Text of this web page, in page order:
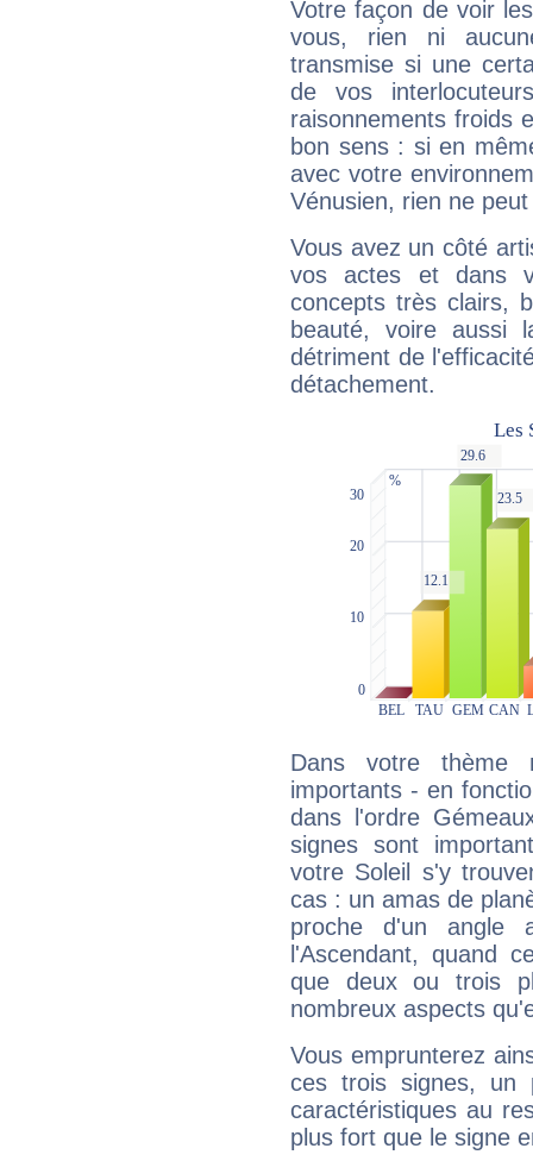
Votre façon de voir
vous, rien ni
transmise si une
de vos
raisonnements froids
bon sens : si en
avec votre
Vénusien, rien ne
Vous avez un côté
vos actes et dans
concepts très clairs,
beauté, voire aussi
détriment de
détachement.
Dans votre thème
importants - en
dans l'ordre
signes sont
votre Soleil s'y
cas : un amas de
proche d'un
l'Ascendant, quand
que deux ou trois
nombreux aspects
Vous emprunterez
ces trois signes, un
caractéristiques au
plus fort que le signe